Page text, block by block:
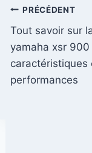
Navigation
de
l’article
PRÉCÉDENT
Tout savoir sur
yamaha xsr 900
caractéristiques
performances